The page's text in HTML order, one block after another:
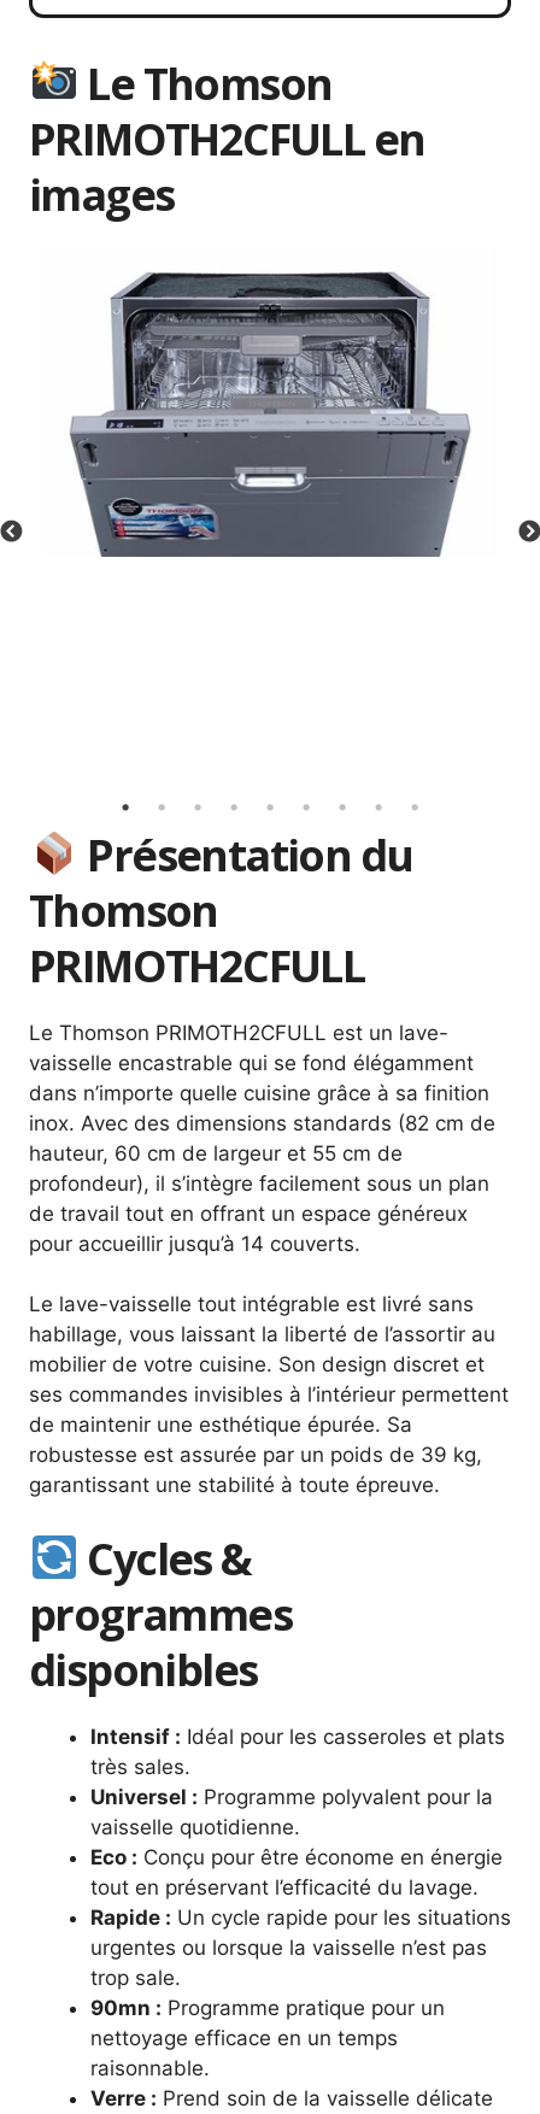
Le Thomson
PRIMOTH2CFULL en
images
Présentation du
Thomson
PRIMOTH2CFULL
Le Thomson PRIMOTH2CFULL est un lave-
vaisselle encastrable qui se fond élégamment
dans n’importe quelle cuisine grâce à sa finition
inox. Avec des dimensions standards (82 cm de
hauteur, 60 cm de largeur et 55 cm de
profondeur), il s’intègre facilement sous un plan
de travail tout en offrant un espace généreux
pour accueillir jusqu’à 14 couverts.
Le lave-vaisselle tout intégrable est livré sans
habillage, vous laissant la liberté de l’assortir au
mobilier de votre cuisine. Son design discret et
ses commandes invisibles à l’intérieur permettent
de maintenir une esthétique épurée. Sa
robustesse est assurée par un poids de 39 kg,
garantissant une stabilité à toute épreuve.
Cycles &
programmes
disponibles
Intensif : Idéal pour les casseroles et plats
très sales.
Universel : Programme polyvalent pour la
vaisselle quotidienne.
Eco : Conçu pour être économe en énergie
tout en préservant l’efficacité du lavage.
Rapide : Un cycle rapide pour les situations
urgentes ou lorsque la vaisselle n’est pas
trop sale.
90mn : Programme pratique pour un
nettoyage efficace en un temps
raisonnable.
Verre : Prend soin de la vaisselle délicate